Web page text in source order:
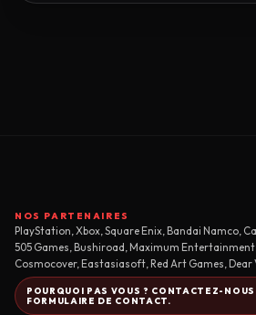
NOS PARTENAIRES
PlayStation, Xbox, Square Enix, Bandai Namco,
505 Games, Bushiroad, Maximum
Cosmocover, Eastasiasoft, Red Art Games, Dear
POURQUOI PAS VOUS ? CONTACTEZ-
FORMULAIRE DE CONTACT.